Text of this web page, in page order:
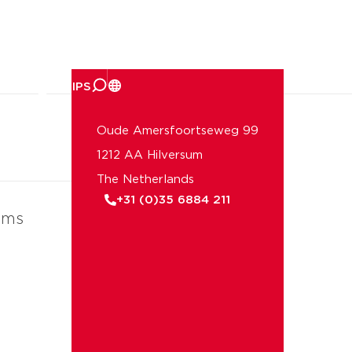
Oude Amersfoortseweg 99
1212 AA Hilversum
The Netherlands
+31 (0)35 6884 211